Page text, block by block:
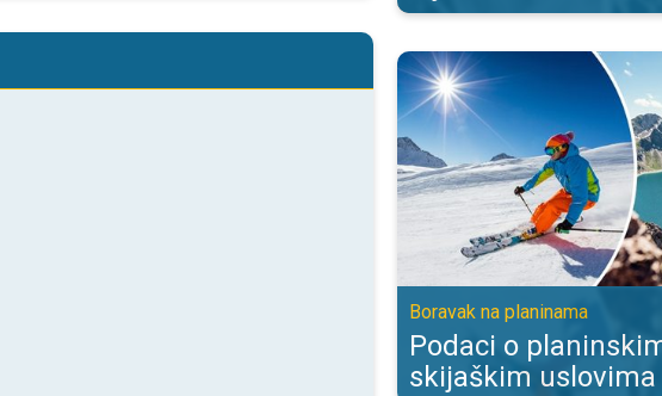
Podaci o planinskim i skijaškim
Boravak na planinama
Podaci o
skijaškim uslovima